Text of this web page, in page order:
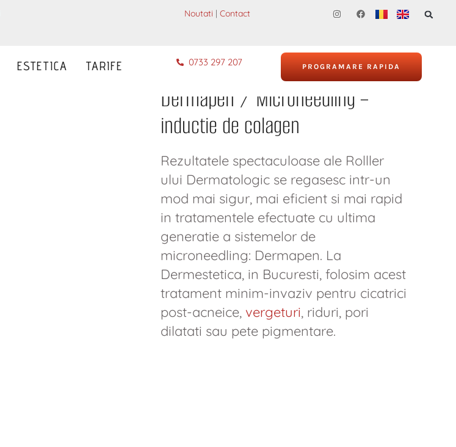
Noutati | Contact
ESTETICA TARIFE 0733 297 207 PROGRAMARE RAPIDA
Dermapen / Microneedling –
inductie de colagen
Rezultatele spectaculoase ale Rolller
ului Dermatologic se regasesc intr-un
mod mai sigur, mai eficient si mai rapid
in tratamentele efectuate cu ultima
generatie a sistemelor de
microneedling: Dermapen. La
Dermestetica, in Bucuresti, folosim acest
tratament minim-invaziv pentru cicatrici
post-acneice, vergeturi, riduri, pori
dilatati sau pete pigmentare.